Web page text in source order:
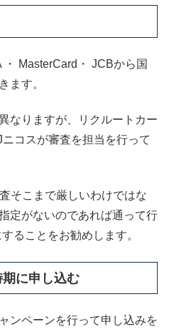
MasterCard・ JCBから国
ます。
なりますが、リクルートカー
コスが審査を担当を行って
そこまで厳しいわけではな
定がないのであれば通って行
ることをお勧めします。
に申し込む
ンペーンを行って申し込みを